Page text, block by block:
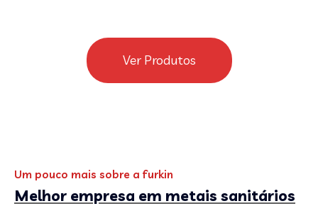
Ver Produtos
Um pouco mais sobre a furkin
Melhor empresa em metais sanitários